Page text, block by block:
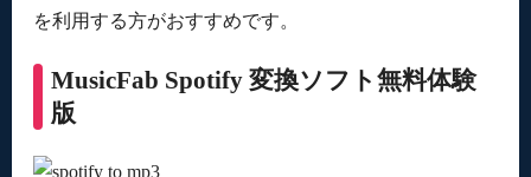
を利用する方がおすすめです。
MusicFab Spotify 変換ソフト無料体験
版